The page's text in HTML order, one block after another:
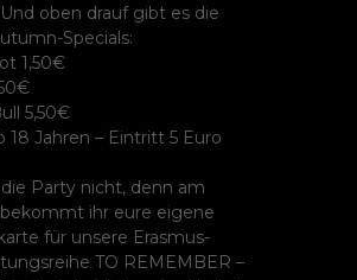
Und oben drauf gibt es die
Specials:
1,50€
5,50€
18 Jahren – Eintritt 5 Euro
Party nicht, denn am
ihr eure eigene
für unsere Erasmus-
TO REMEMBER –